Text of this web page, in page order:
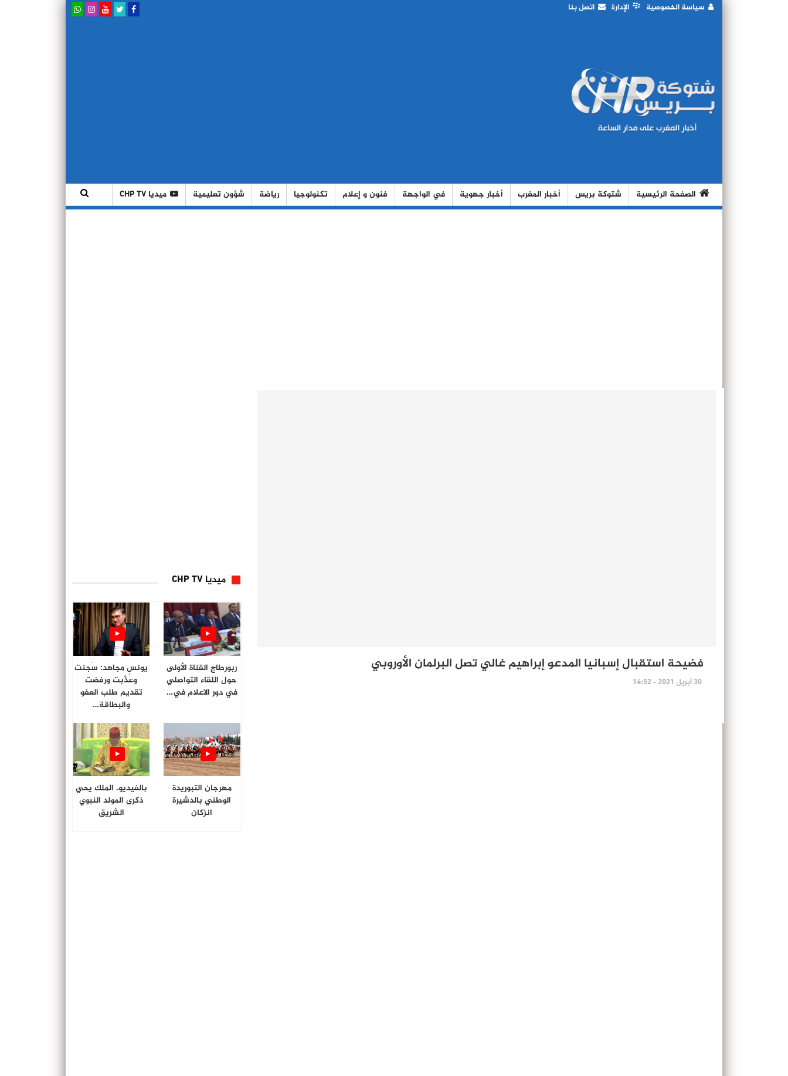
سياسة الخصوصية الإدارة اتصل بنا
الصفحة الرئيسية شتوكة بريس أخبار المغرب أخبار جهوية في الواجهة فنون و إعلام تكنولوجيا رياضة شؤون تعليمية ميديا CHP TV
فضيحة استقبال إسبانيا المدعو إبراهيم غالي تصل البرلمان الأوروبي
30 أبريل 2021 - 14:52
ميديا CHP TV
ربورطاج القناة الأولى
حول اللقاء التواصلي
في دور الاعلام في…
يونس مجاهد: سُجنت
وعُذّبت ورفضت
تقديم طلب العفو
والبطاقة…
مهرجان التبوريدة
الوطني بالدشيرة
انزكان
بالفيديو. الملك يحي
ذكرى المولد النبوي
الشريق